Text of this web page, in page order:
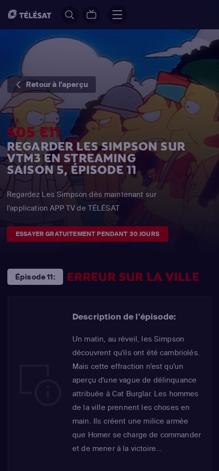
Retour à l'aperçu
S05 E11
REGARDER LES SIMPSON SUR
VTM3 EN STREAMING
SAISON 5, ÉPISODE 11
Regardez Les Simpson dès maintenant sur
l'application APP TV de TÉLÉSAT
ESSAYER GRATUITEMENT PENDANT 30 JOURS
Épisode 11: ERREUR SUR LA VILLE
Description de l'épisode:
Un matin, au réveil, les Simpson
découvrent qu'ils ont été cambriolés.
Mais cette effraction n'est qu'un
aperçu d'une vague de délinquance
attribuée à Cat Burglar. Les hommes
de la ville prennent les choses en
main. Ils créent une milice armée
que Homer se charge de commander
et de mener à la victoire...